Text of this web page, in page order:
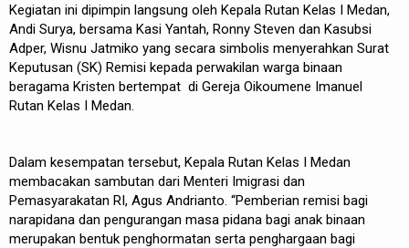
Kegiatan ini dipimpin langsung oleh Kepala Rutan Kelas I Medan,
Andi Surya, bersama Kasi Yantah, Ronny Steven dan Kasubsi
Adper, Wisnu Jatmiko yang secara simbolis menyerahkan Surat
Keputusan (SK) Remisi kepada perwakilan warga binaan
beragama Kristen bertempat di Gereja Oikoumene Imanuel
Rutan Kelas I Medan.
Dalam kesempatan tersebut, Kepala Rutan Kelas I Medan
membacakan sambutan dari Menteri Imigrasi dan
Pemasyarakatan RI, Agus Andrianto. “Pemberian remisi bagi
narapidana dan pengurangan masa pidana bagi anak binaan
merupakan bentuk penghormatan serta penghargaan bagi